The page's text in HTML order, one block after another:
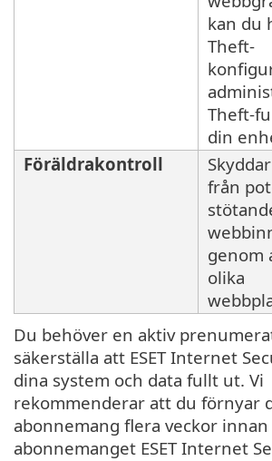
kan du
Theft-
Theft-
din
Föräldrakontroll
från
genom
olika
Du behöver en aktiv
säkerställa att ESET Internet
dina system och data fullt ut. Vi
rekommenderar att du förnyar
abonnemang flera veckor innan
abonnemanget ESET Internet